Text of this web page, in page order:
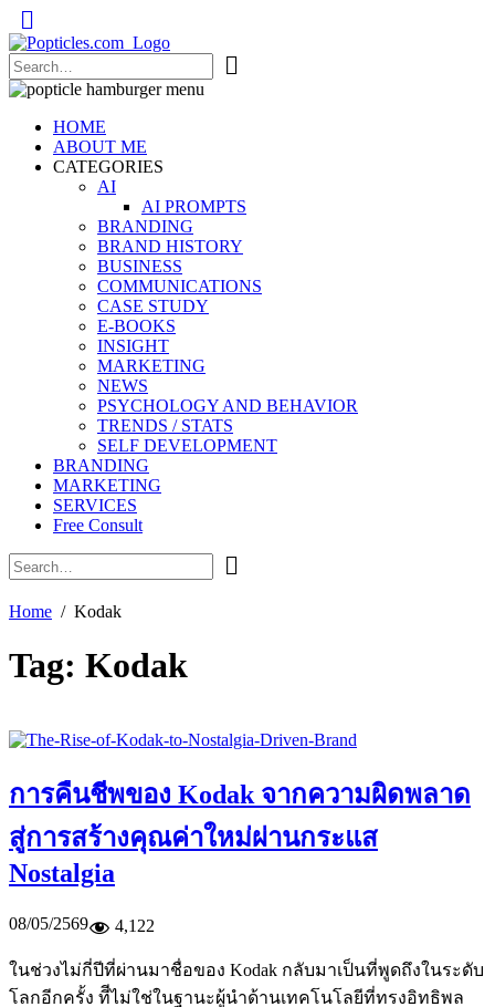
Popticles.com
HOME
ABOUT ME
CATEGORIES
AI
AI PROMPTS
BRANDING
BRAND HISTORY
BUSINESS
COMMUNICATIONS
CASE STUDY
E-BOOKS
INSIGHT
MARKETING
NEWS
PSYCHOLOGY AND BEHAVIOR
TRENDS / STATS
SELF DEVELOPMENT
BRANDING
MARKETING
SERVICES
Free Consult
Home Kodak
Tag: Kodak
การคืนชีพของ Kodak จากความผิดพลาด
สู่การสร้างคุณค่าใหม่ผ่านกระแส
Nostalgia
08/05/2569 4,122
ในช่วงไม่กี่ปีที่ผ่านมาชื่อของ Kodak กลับมาเป็นที่พูดถึงในระดับ
โลกอีกครั้ง ทีีไม่ใช่ในฐานะผู้นำด้านเทคโนโลยีที่ทรงอิทธิพล